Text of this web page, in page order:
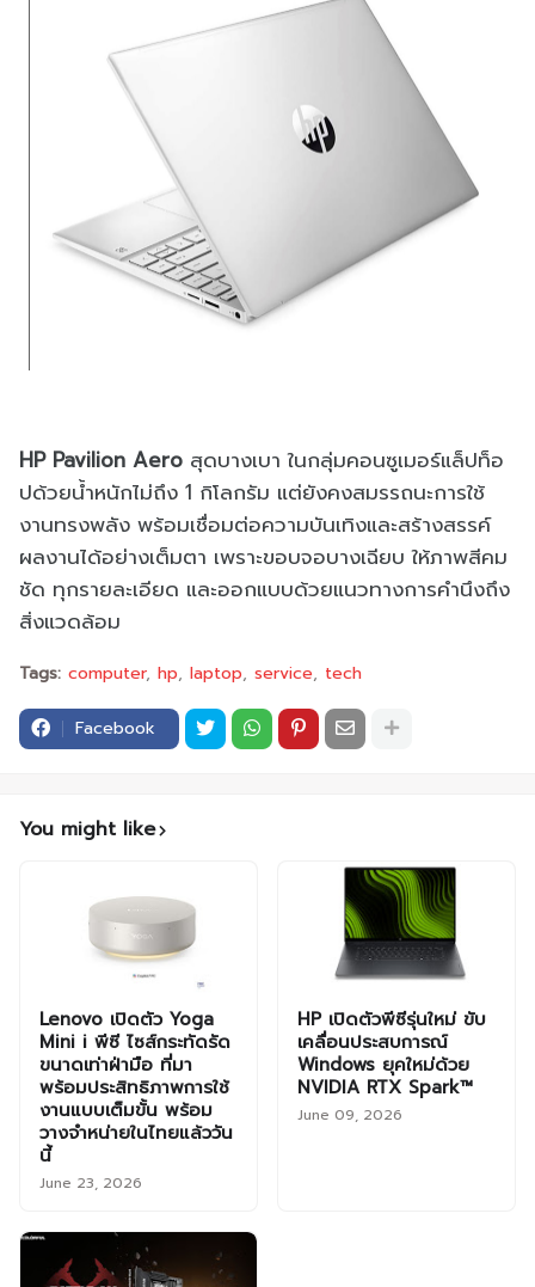
HP Pavilion Aero สุดบางเบา ในกลุ่มคอนซูเมอร์แล็ปท็อ
ปด้วยน้ำหนักไม่ถึง 1 กิโลกรัม แต่ยังคงสมรรถนะการใช้
งานทรงพลัง พร้อมเชื่อมต่อความบันเทิงและสร้างสรรค์
ผลงานได้อย่างเต็มตา เพราะขอบจอบางเฉียบ ให้ภาพสีคม
ชัด ทุกรายละเอียด และออกแบบด้วยแนวทางการคำนึงถึง
สิ่งแวดล้อม
Tags: computer hp laptop service tech
Facebook
You might like
Lenovo เปิดตัว Yoga
Mini i พีซี ไซส์กระทัดรัด
ขนาดเท่าฝ่ามือ ที่มา
พร้อมประสิทธิภาพการใช้
งานแบบเต็มขั้น พร้อม
วางจำหน่ายในไทยแล้ววัน
นี้
June 23, 2026
HP เปิดตัวพีซีรุ่นใหม่ ขับ
เคลื่อนประสบการณ์
Windows ยุคใหม่ด้วย
NVIDIA RTX Spark™
June 09, 2026